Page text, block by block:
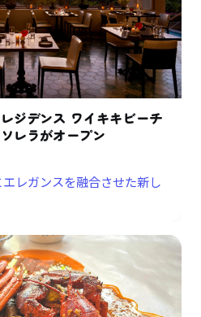
ジデンス ワイキキビーチ
レラがオープン
レガンスを融合させた新し